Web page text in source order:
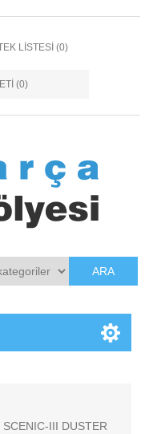
LISTESI (0)
(0)
ARA
III DUSTER